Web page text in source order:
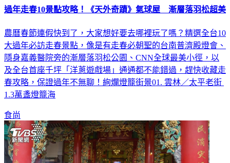
過年走春10景點攻略！《天外奇蹟》氣球屋 漸層落羽松超美
農曆春節連假快到了，大家想好要去哪裡玩了嗎？精選全台10
大過年必訪走春景點，像是有走春必朝聖的台南普濟殿燈會、
隱身嘉義醫院旁的漸層落羽松公園、CNN全球最美小徑，以
及全台首座千坪「洋蔥遊戲場」通通都不能錯過，趕快收藏走
春攻略，保證過年不無聊！絢爛燈籠街景01. 雲林／太平老街
1.3萬盞燈籠海
食尚